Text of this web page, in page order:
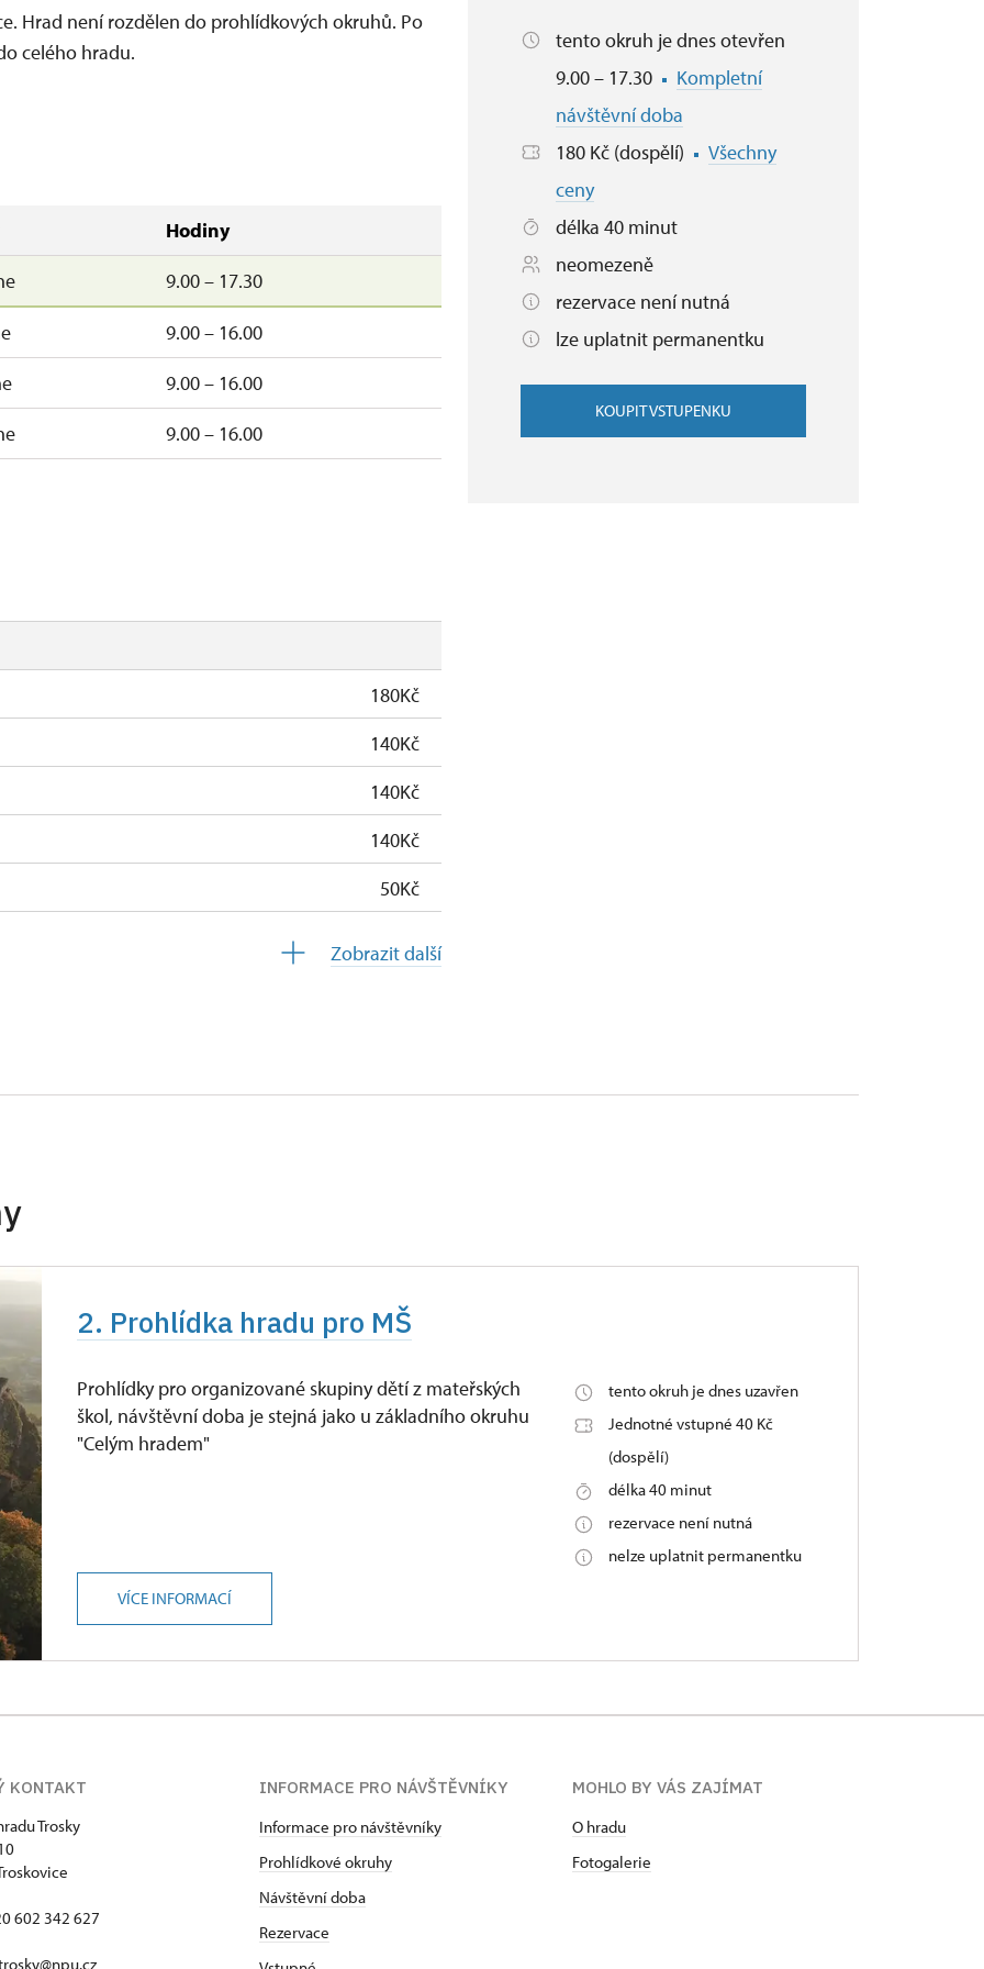
Hrad není rozdělen do prohlídkových okruhů. Po
celého hradu.
Hodiny
9.00 – 17.30
9.00 – 16.00
9.00 – 16.00
9.00 – 16.00
180Kč
140Kč
140Kč
140Kč
50Kč
příslušníci)
zdarma
zdarma
ČR **
pro celou skupinu
Zobrazit další
tento okruh je dnes otevřen
9.00 – 17.30
Kompletní
návštěvní doba
180 Kč (dospělí)
Všechny
ceny
délka 40 minut
neomezeně
rezervace není nutná
lze uplatnit permanentku
KOUPIT VSTUPENKU
2. Prohlídka hradu pro MŠ
Prohlídky pro organizované skupiny dětí z mateřských
škol, návštěvní doba je stejná jako u základního okruhu
"Celým hradem"
tento okruh je dnes uzavřen
Jednotné vstupné 40 Kč
(dospělí)
délka 40 minut
rezervace není nutná
nelze uplatnit permanentku
VÍCE INFORMACÍ
KONTAKT
Trosky
602 342 627
INFORMACE PRO NÁVŠTĚVNÍKY
Informace pro návštěvníky
Prohlídkové okruhy
Návštěvní doba
Rezervace
MOHLO BY VÁS ZAJÍMAT
O hradu
Fotogalerie